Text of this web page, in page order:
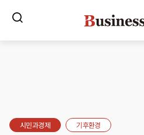
시민과경제 기후환경